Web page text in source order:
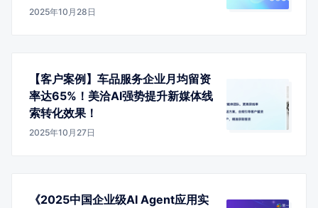
2025年10月28日
【客户案例】车品服务企业月均留资
率达65%！美洽AI强势提升新媒体线
索转化效果！
2025年10月27日
《2025中国企业级AI Agent应用实